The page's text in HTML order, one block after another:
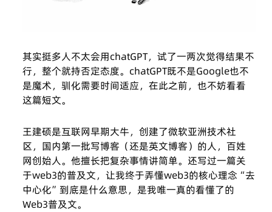
其实挺多人不太会用chatGPT，试了一两次觉得结果不
行，整个就持否定态度。chatGPT既不是Google也不
是魔术，驯化需要时间适应，在此之前，也不妨看看
这篇短文。
王建硕是互联网早期大牛，创建了微软亚洲技术社
区，国内第一批写博客（还是英文博客）的人，百姓
网创始人。他擅长把复杂事情讲简单。还写过一篇关
于web3的普及文，让我终于弄懂web3的核心理念“去
中心化”到底是什么意思，是我唯一真的看懂了的
Web3普及文。